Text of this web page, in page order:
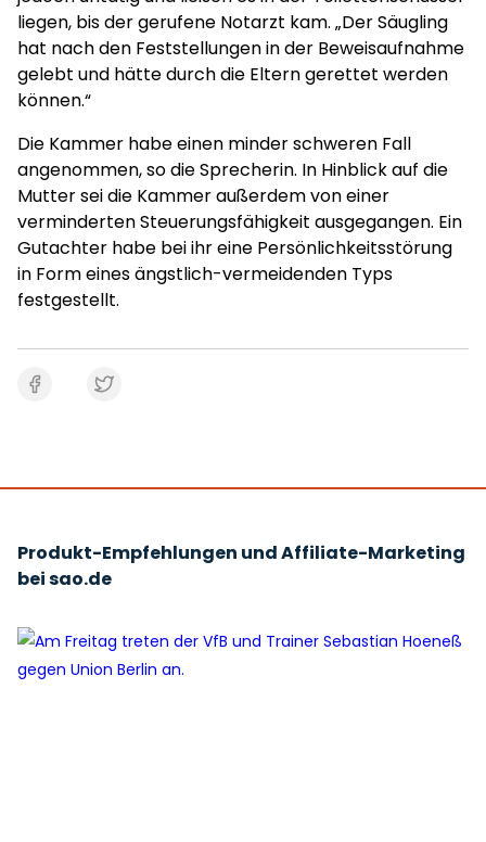
liegen, bis der gerufene Notarzt kam. „Der Säugling
hat nach den Feststellungen in der Beweisaufnahme
gelebt und hätte durch die Eltern gerettet werden
können.“
Die Kammer habe einen minder schweren Fall
angenommen, so die Sprecherin. In Hinblick auf die
Mutter sei die Kammer außerdem von einer
verminderten Steuerungsfähigkeit ausgegangen. Ein
Gutachter habe bei ihr eine Persönlichkeitsstörung
in Form eines ängstlich-vermeidenden Typs
festgestellt.
Produkt-Empfehlungen und Affiliate-Marketing
bei sao.de